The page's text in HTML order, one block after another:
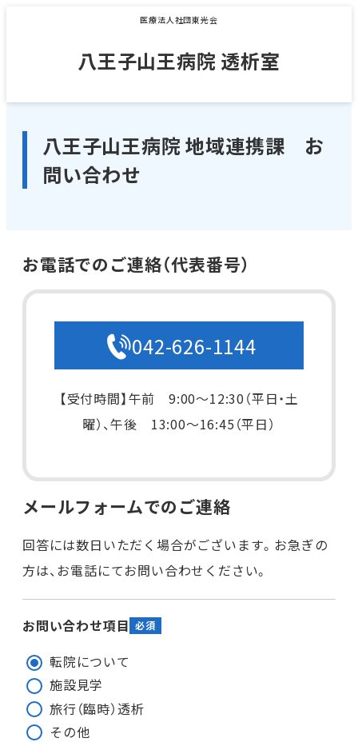
医療法人社団東光会
八王子山王病院 透析室
八王子山王病院 地域連携課 お
問い合わせ
お電話でのご連絡（代表番号）
042-626-1144
【受付時間】午前 9:00～12:30（平日・土
曜）、午後 13:00～16:45（平日）
メールフォームでのご連絡
回答には数日いただく場合がございます。お急ぎの
方は、お電話にてお問い合わせください。
お問い合わせ項目
転院について
施設見学
旅行（臨時）透析
その他